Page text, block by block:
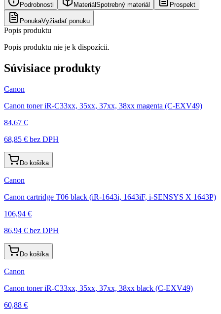
Podrobnosti Materiál Spotrebný materiál Prospekt
PonukaVyžiadať ponuku
Popis produktu
Popis produktu nie je k dispozícii.
Súvisiace produkty
Canon
Canon toner iR-C33xx, 35xx, 37xx, 38xx magenta (C-EXV49)
84,67 €
68,85 € bez DPH
Do košíka
Canon
Canon cartridge T06 black (iR-1643i, 1643iF, i-SENSYS X 1643P)
106,94 €
86,94 € bez DPH
Do košíka
Canon
Canon toner iR-C33xx, 35xx, 37xx, 38xx black (C-EXV49)
60,88 €